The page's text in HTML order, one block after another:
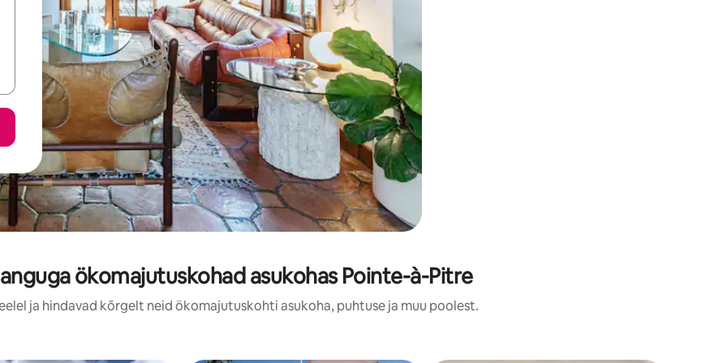
ökomajutuskohad asukohas Pointe-à-Pitre
ja hindavad kõrgelt neid ökomajutuskohti asukoha, puhtuse ja muu poolest.